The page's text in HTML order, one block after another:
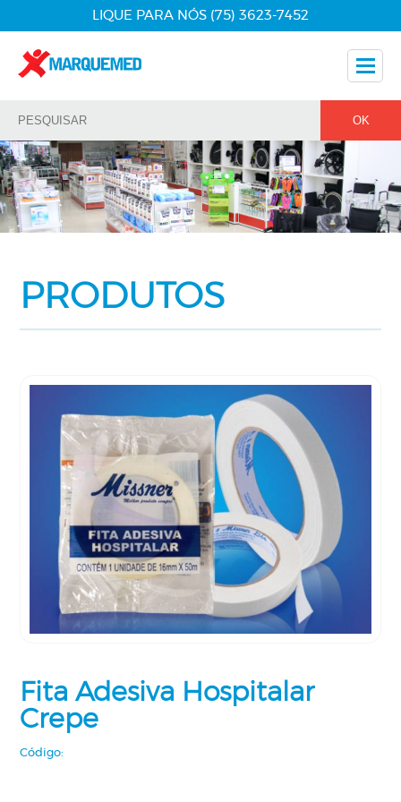
LIQUE PARA NÓS (75) 3623-7452
Nossos Produtos
Dicas
Fale Conosco
PRODUTOS
Fita Adesiva Hospitalar
Crepe
Código: